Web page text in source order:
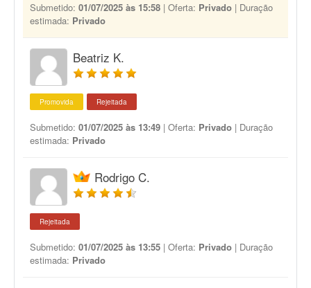
Submetido: 01/07/2025 às 15:58 | Oferta: Privado | Duração
estimada: Privado
Beatriz K.
Promovida Rejeitada
Submetido: 01/07/2025 às 13:49 | Oferta: Privado | Duração
estimada: Privado
Rodrigo C.
Rejeitada
Submetido: 01/07/2025 às 13:55 | Oferta: Privado | Duração
estimada: Privado